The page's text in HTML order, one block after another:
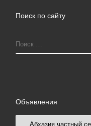
Поиск по сайту
ПОИСК
Объявления